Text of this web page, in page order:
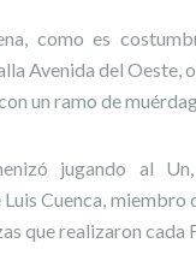
como es
Avenida del Oeste,
un ramo de
jugando al
Cuenca, miembro
que realizaron cada